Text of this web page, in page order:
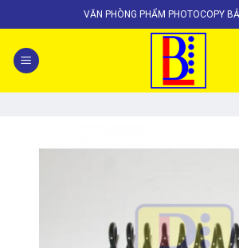
to
content
VĂN PHÒNG PHẨM PHOTOCOPY